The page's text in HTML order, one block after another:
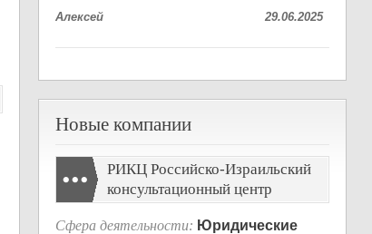
Алексей
29.06.2025
Новые компании
РИКЦ Российско-Израильский
консультационный центр
Сфера деятельности: Юридические